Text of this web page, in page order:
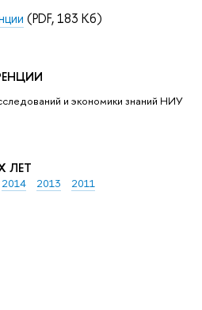
(PDF, 183 Кб)
и экономики знаний НИУ
ЛЕТ
2014 2013 2011